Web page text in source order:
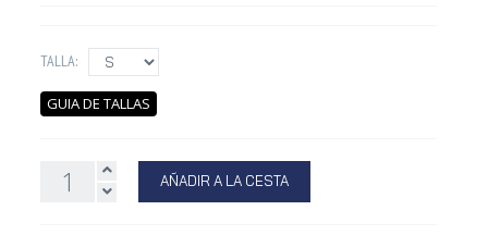
TALLA:
GUIA DE TALLAS
AÑADIR A LA CESTA